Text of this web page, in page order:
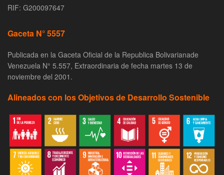
RIF: G200097647
Gaceta N° 5557
Publicada en la Gaceta Oficial de la Republica Bolivarianade
Venezuela N° 5.557, Extraordinaria de fecha martes 13 de
noviembre del 2001.
Alineados con los Objetivos de Desarrollo Sostenible